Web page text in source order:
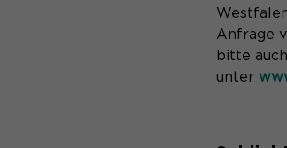
Anfrage
bitte
unter